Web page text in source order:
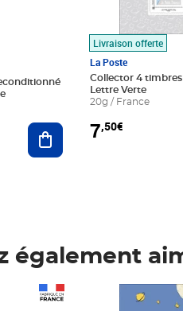
Ajouter au panier
Livraison offerte
La Poste
Collector 4
Lettre Verte
20g / France
7,50€
également
Prix 7,50€